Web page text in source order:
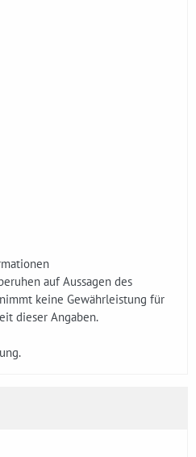
auf Aussagen des
keine Gewährleistung für
dieser Angaben.